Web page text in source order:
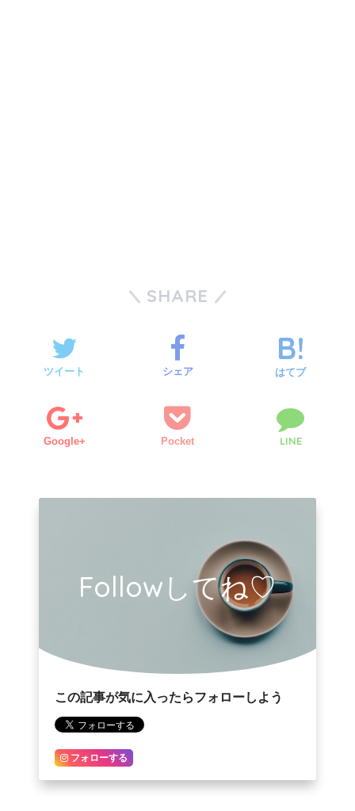
SHARE
ツイート シェア はてブ
Google+ Pocket LINE
Followしてね♡
この記事が気に入ったらフォローしよう
フォローする